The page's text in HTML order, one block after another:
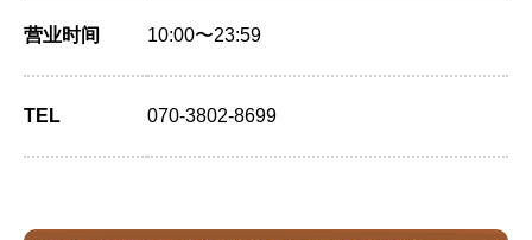
营业时间 10:00〜23:59
TEL 070-3802-8699